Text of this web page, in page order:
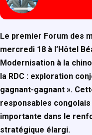
Le premier Forum des
mercredi 18 à l’Hôtel
Modernisation à la
la RDC : exploration
gagnant-gagnant ».
responsables
importante dans le
stratégique élargi.